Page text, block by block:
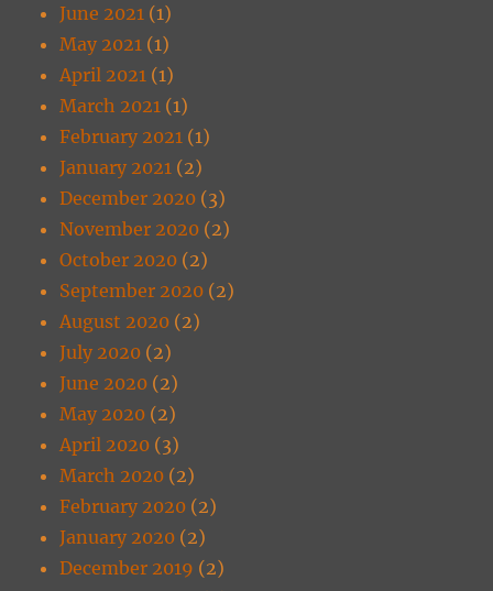
June 2021 (1)
May 2021 (1)
April 2021 (1)
March 2021 (1)
February 2021 (1)
January 2021 (2)
December 2020 (3)
November 2020 (2)
October 2020 (2)
September 2020 (2)
August 2020 (2)
July 2020 (2)
June 2020 (2)
May 2020 (2)
April 2020 (3)
March 2020 (2)
February 2020 (2)
January 2020 (2)
December 2019 (2)